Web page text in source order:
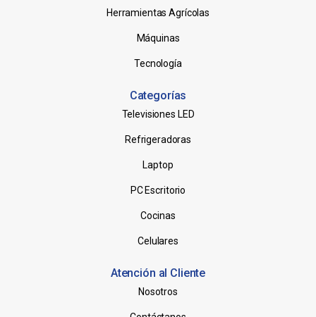
Herramientas Agrícolas
Máquinas
Tecnología
Categorías
Televisiones LED
Refrigeradoras
Laptop
PC Escritorio
Cocinas
Celulares
Atención al Cliente
Nosotros